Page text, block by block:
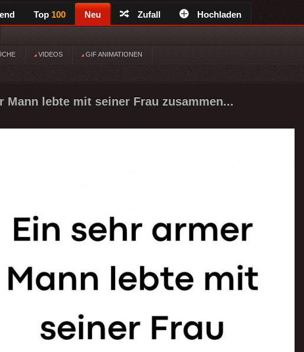
Top 100 Neu Zufall Hochladen
VIDEOS GIF ANIMATIONEN
Mann lebte mit seiner Frau zusammen...